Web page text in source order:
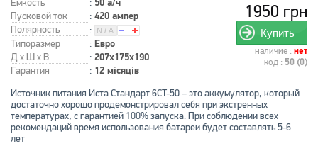
Емкость : 50 а/ч
Пусковой ток : 420 ампер
Полярность
:
Типоразмер
: Евро
Д x Ш x В : 207x175x190
Гарантия : 12 місяців
1950 грн
Купить
наличие : нет
код : 50 (0)
Источник питания Иста Стандарт 6CT-50 – это аккумулятор, который
достаточно хорошо продемонстрировал себя при экстренных
температурах, с гарантией 100% запуска. При соблюдении всех
рекомендаций время использования батареи будет составлять 5-6
лет